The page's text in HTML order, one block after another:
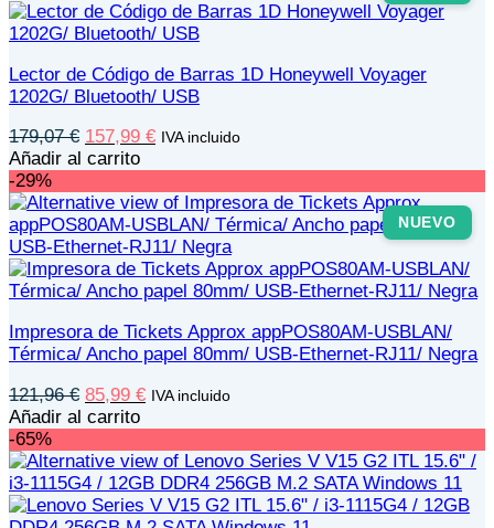
Lector de Código de Barras 1D Honeywell Voyager
1202G/ Bluetooth/ USB
179,07€ El
precio
era:
179,07 €.
157,99 €El
es:
157,99 €.
IVA incluido
Añadir al carrito
-29%
NUEVO
Impresora de Tickets Approx appPOS80AM-USBLAN/
Térmica/ Ancho papel 80mm/ USB-Ethernet-RJ11/ Negra
121,96€ El
precio
era:
121,96 €.
85,99 €El
es:
85,99 €.
IVA incluido
Añadir al carrito
-65%